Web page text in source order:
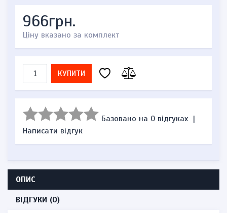
966грн.
Ціну вказано за комплект
КУПИТИ
Базовано на 0 відгуках |
Написати відгук
ОПИС
ВІДГУКИ (0)